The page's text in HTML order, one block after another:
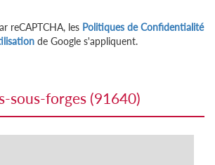
reCAPTCHA, les Politiques de Confidentialité
de Google s'appliquent.
sous-forges (91640)